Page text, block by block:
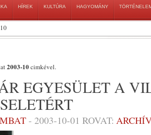
HÍREK KULTÚRA HAGYOMÁNY
2003-10cimkével.
EGYESÜLET A
- 2003-10-01 ROVAT: